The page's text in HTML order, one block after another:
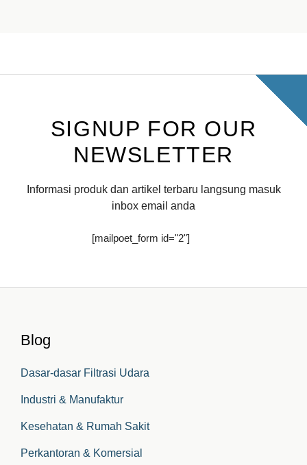
SIGNUP FOR OUR
NEWSLETTER
Informasi produk dan artikel terbaru langsung masuk
inbox email anda
[mailpoet_form id="2"]
Blog
Dasar-dasar Filtrasi Udara
Industri & Manufaktur
Kesehatan & Rumah Sakit
Perkantoran & Komersial